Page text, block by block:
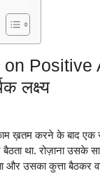
on Positive
लक्ष्य
ख़तम करने के बाद एक
बैठता था. रोज़ाना उसके
और उसका कुत्ता बैठकर